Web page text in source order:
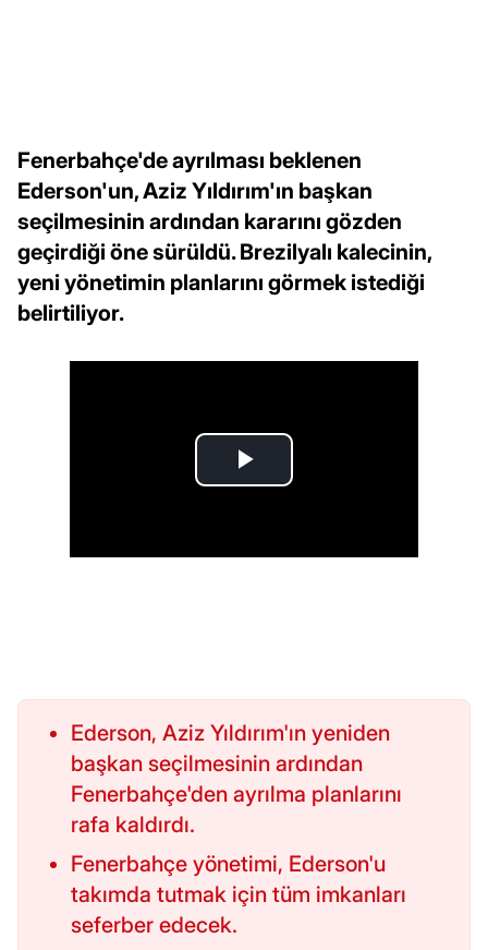
Fenerbahçe'de ayrılması beklenen
Ederson'un, Aziz Yıldırım'ın başkan
seçilmesinin ardından kararını gözden
geçirdiği öne sürüldü. Brezilyalı kalecinin,
yeni yönetimin planlarını görmek istediği
belirtiliyor.
Ederson, Aziz Yıldırım'ın yeniden
başkan seçilmesinin ardından
Fenerbahçe'den ayrılma planlarını
rafa kaldırdı.
Fenerbahçe yönetimi, Ederson'u
takımda tutmak için tüm imkanları
seferber edecek.